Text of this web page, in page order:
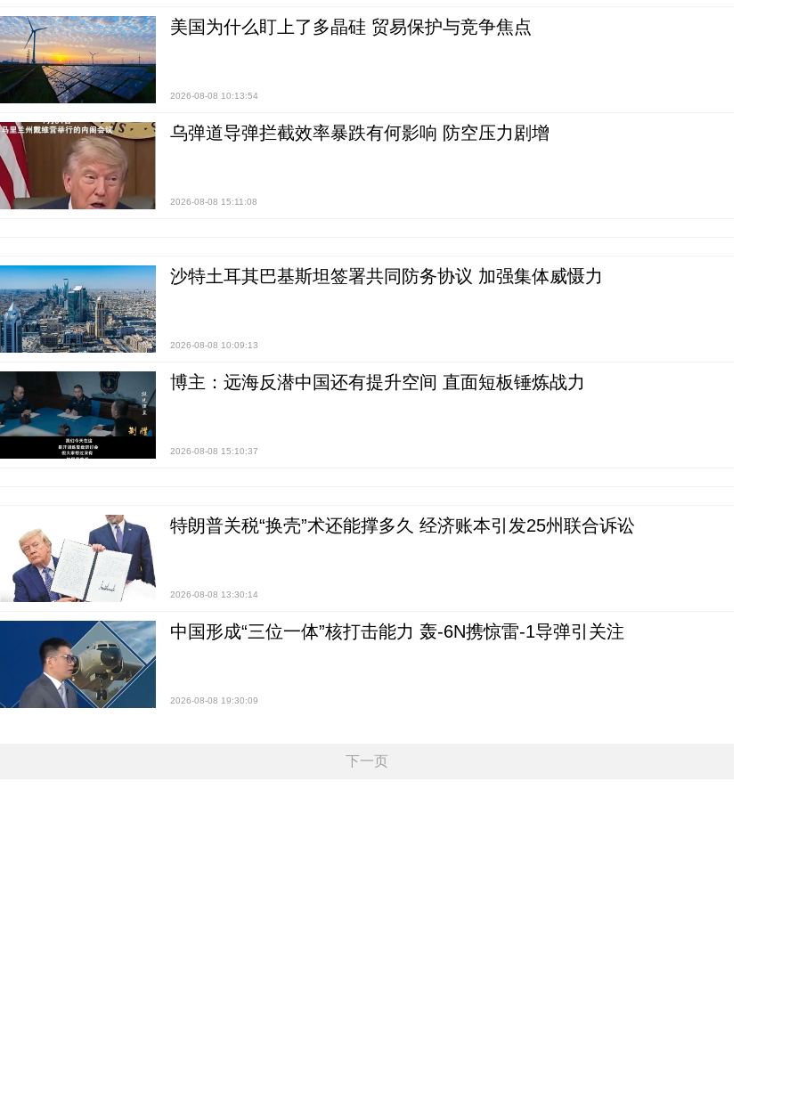
美国为什么盯上了多晶硅 贸易保护与竞争焦点
2026-08-08 10:13:54
乌弹道导弹拦截效率暴跌有何影响 防空压力剧增
2026-08-08 15:11:08
沙特土耳其巴基斯坦签署共同防务协议 加强集体威慑力
2026-08-08 10:09:13
博主：远海反潜中国还有提升空间 直面短板锤炼战力
2026-08-08 15:10:37
特朗普关税“换壳”术还能撑多久 经济账本引发25州联合诉讼
2026-08-08 13:30:14
中国形成“三位一体”核打击能力 轰-6N携惊雷-1导弹引关注
2026-08-08 19:30:09
下一页